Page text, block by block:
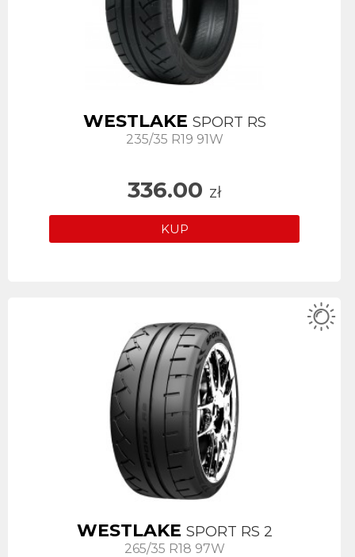
WESTLAKE SPORT RS
235/35 R19 91W
336.00 zł
KUP
WESTLAKE SPORT RS 2
265/35 R18 97W